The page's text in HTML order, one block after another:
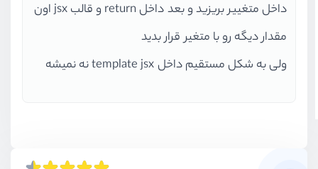
داخل متغییر بریزید و بعد داخل return و قالب jsx اون
مقدار دیگه رو با متغیر قرار بدید
ولی به شکل مستقیم داخل template jsx نه نمیشه